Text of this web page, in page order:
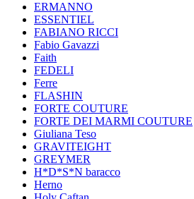
ERMANNO
ESSENTIEL
FABIANO RICCI
Fabio Gavazzi
Faith
FEDELI
Ferre
FLASHIN
FORTE COUTURE
FORTE DEI MARMI COUTURE
Giuliana Teso
GRAVITEIGHT
GREYMER
H*D*S*N baracco
Herno